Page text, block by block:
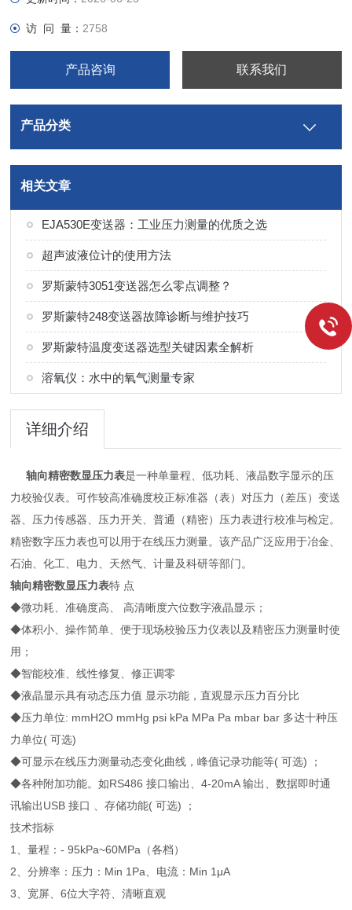
访 问 量： 2758
产品咨询 联系我们
产品分类
相关文章
EJA530E变送器：工业压力测量的优质之选
超声波液位计的使用方法
罗斯蒙特3051变送器怎么零点调整？
罗斯蒙特248变送器故障诊断与维护技巧
罗斯蒙特温度变送器选型关键因素全解析
溶氧仪：水中的氧气测量专家
详细介绍
轴向精密数显压力表是一种单量程、低功耗、液晶数字显示的压
力校验仪表。可作较高准确度校正标准器（表）对压力（差压）变送
器、压力传感器、压力开关、普通（精密）压力表进行校准与检定。
精密数字压力表也可以用于在线压力测量。该产品广泛应用于冶金、
石油、化工、电力、天然气、计量及科研等部门。
轴向精密数显压力表特 点
◆微功耗、准确度高、 高清晰度六位数字液晶显示；
◆体积小、操作简单、便于现场校验压力仪表以及精密压力测量时使
用；
◆智能校准、线性修复、修正调零
◆液晶显示具有动态压力值 显示功能，直观显示压力百分比
◆压力单位: mmH2O mmHg psi kPa MPa Pa mbar bar 多达十种压
力单位( 可选)
◆可显示在线压力测量动态变化曲线，峰值记录功能等( 可选) ；
◆各种附加功能。如RS486 接口输出、4-20mA 输出、数据即时通
讯输出USB 接口 、存储功能( 可选) ；
技术指标
1、量程：- 95kPa~60MPa（各档）
2、分辨率：压力：Min 1Pa、电流：Min 1μA
3、宽屏、6位大字符、清晰直观